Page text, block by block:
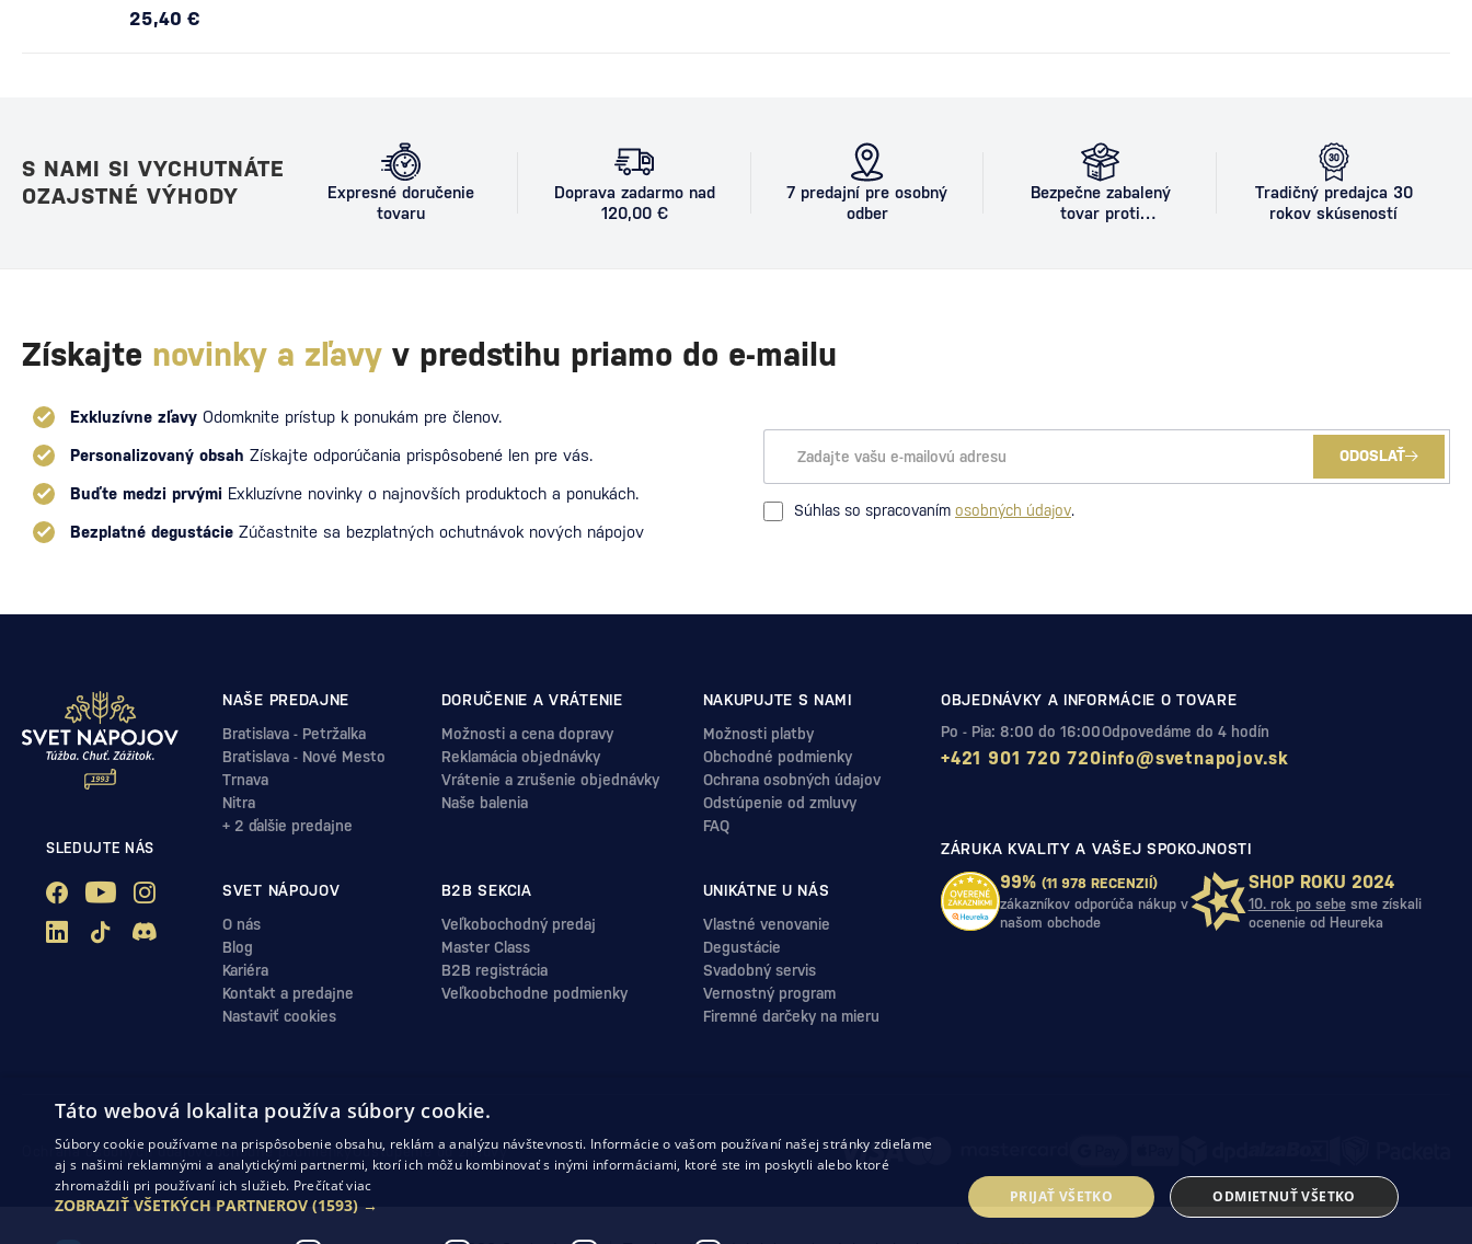
25,40 €
S NAMI SI VYCHUTNÁTE
OZAJSTNÉ VÝHODY
Expresné doručenie
tovaru
Doprava zadarmo nad
120,00 €
7 predajní pre osobný
odber
Bezpečne zabalený
tovar proti
Tradičný predajca 30
rokov skúseností
Získajte novinky a zľavy v predstihu priamo do e-mailu
Exkluzívne zľavy Odomknite prístup k ponukám pre členov.
Personalizovaný obsah Získajte odporúčania prispôsobené len pre vás.
Buďte medzi prvými Exkluzívne novinky o najnovších produktoch a ponukách.
Bezplatné degustácie Zúčastnite sa bezplatných ochutnávok nových nápojov
ODOSLAŤ
Súhlas so spracovaním osobných údajov.
SLEDUJTE NÁS
NAŠE PREDAJNE
Bratislava - Petržalka
Bratislava - Nové Mesto
Trnava
Nitra
+ 2 ďalšie predajne
DORUČENIE A VRÁTENIE
Možnosti a cena dopravy
Reklamácia objednávky
Vrátenie a zrušenie objednávky
Naše balenia
NAKUPUJTE S NAMI
Možnosti platby
Obchodné podmienky
Ochrana osobných údajov
Odstúpenie od zmluvy
FAQ
SVET NÁPOJOV
O nás
Blog
Kariéra
Kontakt a predajne
Nastaviť cookies
B2B SEKCIA
Veľkobochodný predaj
Master Class
B2B registrácia
Veľkoobchodne podmienky
UNIKÁTNE U NÁS
Vlastné venovanie
Degustácie
Svadobný servis
Vernostný program
Firemné darčeky na mieru
OBJEDNÁVKY A INFORMÁCIE O TOVARE
Po - Pia: 8:00 do 16:00
+421 901 720 720
Odpovedáme do 4 hodín
info@svetnapojov.sk
ZÁRUKA KVALITY A VAŠEJ SPOKOJNOSTI
99% (11 978 RECENZIÍ)
zákazníkov odporúča nákup v
našom obchode
SHOP ROKU 2024
10. rok po sebesme získali
ocenenie od Heureka
Ochrana osobných údajovObchodné podmienkyOdstúpenie od zmluvy
Táto webová lokalita používa súbory cookie.
Súbory cookie používame na prispôsobenie obsahu, reklám a analýzu návštevnosti. Informácie o vašom používaní našej stránky zdieľame
aj s našimi reklamnými a analytickými partnermi, ktorí ich môžu kombinovať s inými informáciami, ktoré ste im poskytli alebo ktoré
zhromaždili pri používaní ich služieb. Prečítať viac
ZOBRAZIŤ VŠETKÝCH PARTNEROV (1593) → PRIJAŤ VŠETKO ODMIETNUŤ VŠETKO